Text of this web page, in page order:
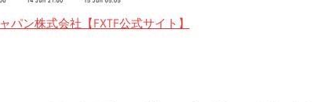
パン株式会社【FXTF公式サイト】